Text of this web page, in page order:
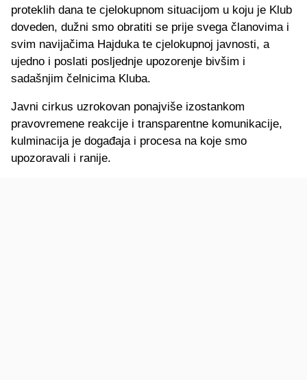
proteklih dana te cjelokupnom situacijom u koju je Klub
doveden, dužni smo obratiti se prije svega članovima i
svim navijačima Hajduka te cjelokupnoj javnosti, a
ujedno i poslati posljednje upozorenje bivšim i
sadašnjim čelnicima Kluba.
Javni cirkus uzrokovan ponajviše izostankom
pravovremene reakcije i transparentne komunikacije,
kulminacija je događaja i procesa na koje smo
upozoravali i ranije.